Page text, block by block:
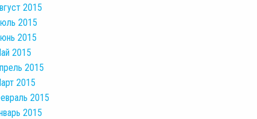
2015
2015
2015
2015
2015
2015
2015
2015